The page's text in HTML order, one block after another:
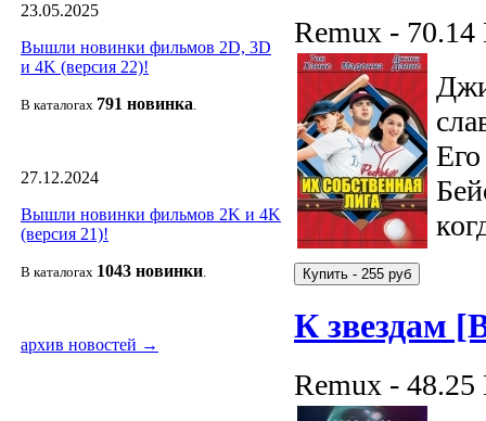
23.05.2025
Вышли новинки фильмов 2D, 3D
и 4K (версия 22)!
В каталогах 791 новинка.
27.12.2024
Вышли новинки фильмов 2K и 4K
(версия 21)!
В каталогах 1043 новинки.
архив новостей →
Remux - 70.14
К звездам
Remux - 48.25